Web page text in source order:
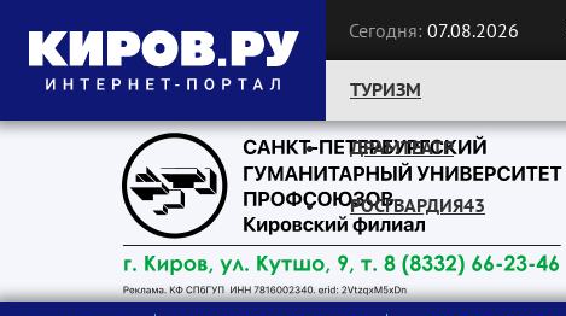
Сегодня: 07.08.2026
Следите за новостями:
ТУРИЗМ
ДРАМТЕАТР
РОСГВАРДИЯ43